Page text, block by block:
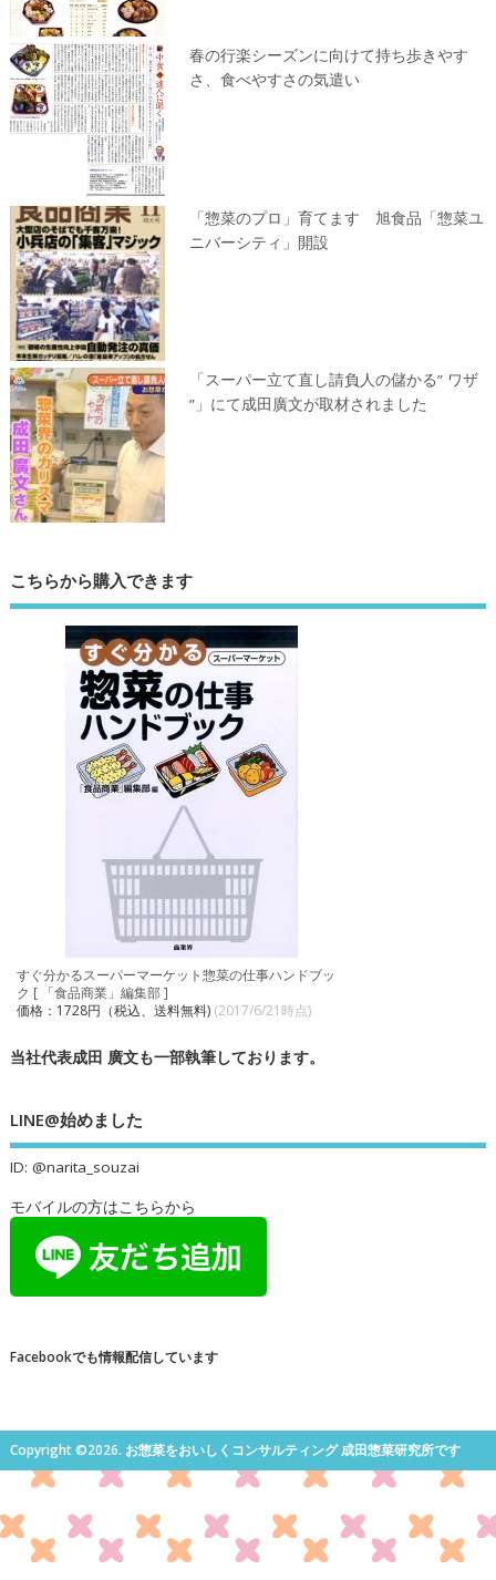
春の行楽シーズンに向けて持ち歩きやす
さ、食べやすさの気遣い
「惣菜のプロ」育てます 旭食品「惣菜ユ
ニバーシティ」開設
「スーパー立て直し請負人の儲かる” ワザ
”」にて成田廣文が取材されました
こちらから購入できます
すぐ分かるスーパーマーケット惣菜の仕事ハンドブッ
ク [ 「食品商業」編集部 ]
価格：1728円（税込、送料無料) (2017/6/21時点)
当社代表成田 廣文も一部執筆しております。
LINE@始めました
ID: @narita_souzai
モバイルの方はこちらから
Facebookでも情報配信しています
Copyright ©2026. お惣菜をおいしくコンサルティング 成田惣菜研究所です